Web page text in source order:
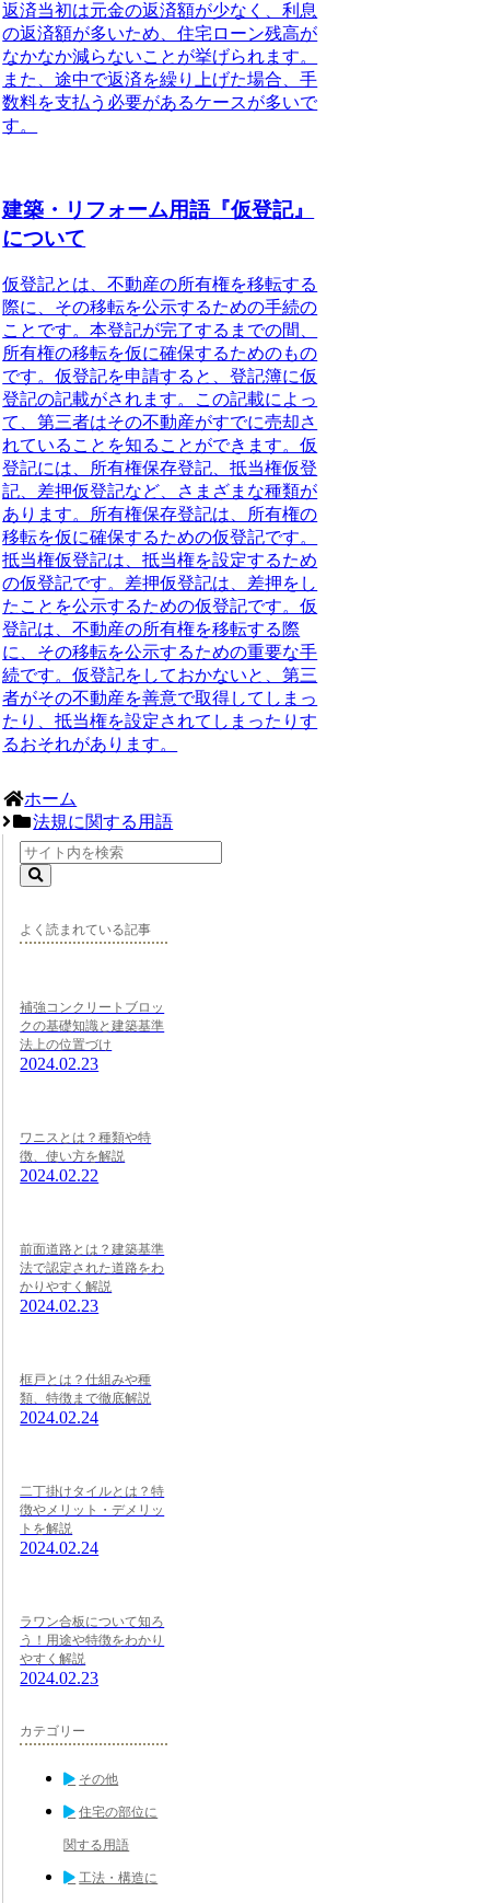
返済当初は元金の返済額が少なく、利息
の返済額が多いため、住宅ローン残高が
なかなか減らないことが挙げられます。
また、途中で返済を繰り上げた場合、手
数料を支払う必要があるケースが多いで
す。
建築・リフォーム用語『仮登記』
について
仮登記とは、不動産の所有権を移転する
際に、その移転を公示するための手続の
ことです。本登記が完了するまでの間、
所有権の移転を仮に確保するためのもの
です。仮登記を申請すると、登記簿に仮
登記の記載がされます。この記載によっ
て、第三者はその不動産がすでに売却さ
れていることを知ることができます。仮
登記には、所有権保存登記、抵当権仮登
記、差押仮登記など、さまざまな種類が
あります。所有権保存登記は、所有権の
移転を仮に確保するための仮登記です。
抵当権仮登記は、抵当権を設定するため
の仮登記です。差押仮登記は、差押をし
たことを公示するための仮登記です。仮
登記は、不動産の所有権を移転する際
に、その移転を公示するための重要な手
続です。仮登記をしておかないと、第三
者がその不動産を善意で取得してしまっ
たり、抵当権を設定されてしまったりす
るおそれがあります。
ホーム
法規に関する用語
よく読まれている記事
補強コンクリートブロッ
クの基礎知識と建築基準
法上の位置づけ
2024.02.23
ワニスとは？種類や特
徴、使い方を解説
2024.02.22
前面道路とは？建築基準
法で認定された道路をわ
かりやすく解説
2024.02.23
框戸とは？仕組みや種
類、特徴まで徹底解説
2024.02.24
二丁掛けタイルとは？特
徴やメリット・デメリッ
トを解説
2024.02.24
ラワン合板について知ろ
う！用途や特徴をわかり
やすく解説
2024.02.23
カテゴリー
その他
住宅の部位に
関する用語
工法・構造に